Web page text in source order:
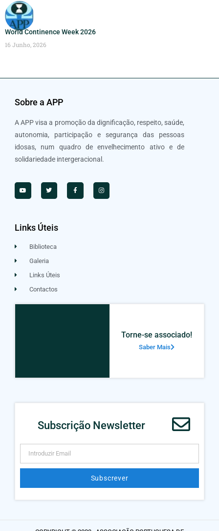
World Continence Week 2026
16 Junho, 2026
Sobre a APP
A APP visa a promoção da dignificação, respeito, saúde,
autonomia, participação e segurança das pessoas
idosas, num quadro de envelhecimento ativo e de
solidariedade intergeracional.
Links Úteis
Biblioteca
Galeria
Links Úteis
Contactos
Torne-se associado!
Saber Mais
Subscrição Newsletter
Subscrever